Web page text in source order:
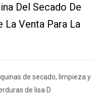
Del Secado De
La Venta Para La
de secado, limpieza y
de lisa D